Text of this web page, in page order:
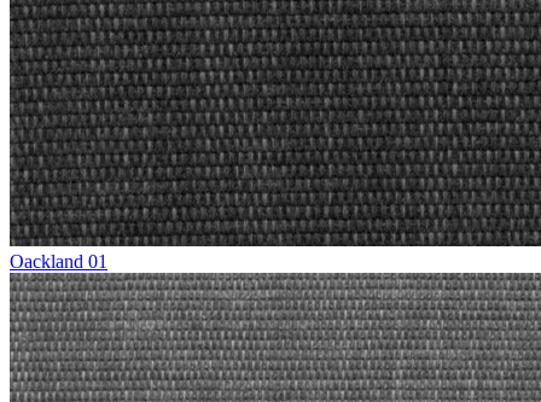
Oackland 01